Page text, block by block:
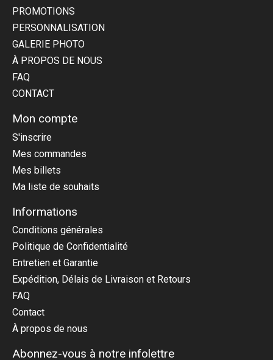
PROMOTIONS
PERSONNALISATION
GALERIE PHOTO
À PROPOS DE NOUS
FAQ
CONTACT
Mon compte
S'inscrire
Mes commandes
Mes billets
Ma liste de souhaits
Informations
Conditions générales
Politique de Confidentialité
Entretien et Garantie
Expédition, Délais de Livraison et Retours
FAQ
Contact
À propos de nous
Abonnez-vous à notre infolettre